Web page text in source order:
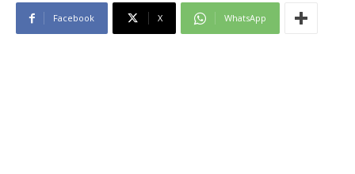
Facebook X WhatsApp